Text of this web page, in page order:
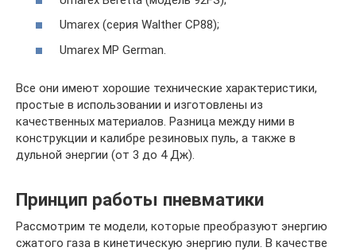
Umarex (серия Walther CP88);
Umarex MP German.
Все они имеют хорошие технические характеристики,
простые в использовании и изготовлены из
качественных материалов. Разница между ними в
конструкции и калибре резиновых пуль, а также в
дульной энергии (от 3 до 4 Дж).
Принцип работы пневматики
Рассмотрим те модели, которые преобразуют энергию
сжатого газа в кинетическую энергию пули. В качестве